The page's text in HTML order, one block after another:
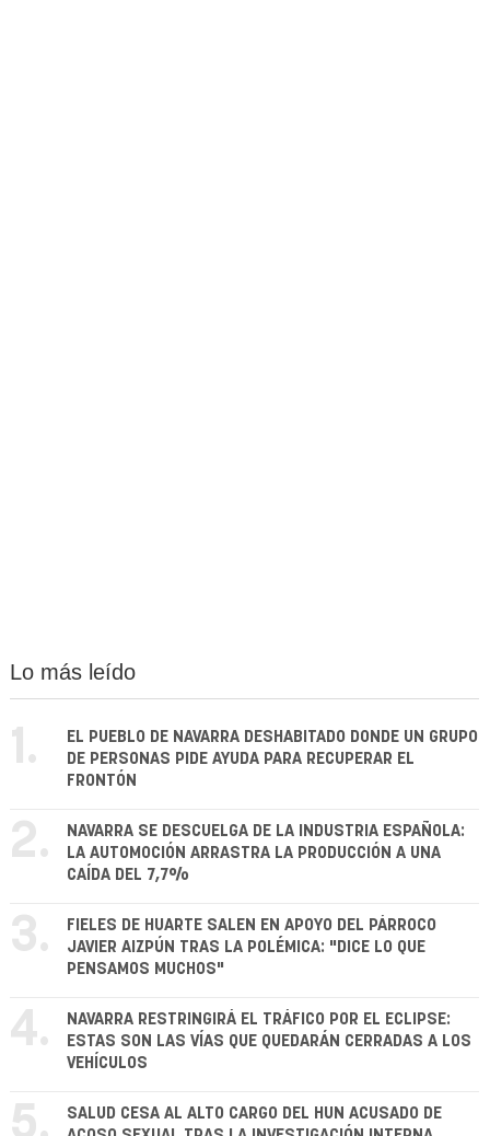
Lo más leído
1.
EL PUEBLO DE NAVARRA DESHABITADO DONDE UN GRUPO
DE PERSONAS PIDE AYUDA PARA RECUPERAR EL
FRONTÓN
2.
NAVARRA SE DESCUELGA DE LA INDUSTRIA ESPAÑOLA:
LA AUTOMOCIÓN ARRASTRA LA PRODUCCIÓN A UNA
CAÍDA DEL 7,7%
3.
FIELES DE HUARTE SALEN EN APOYO DEL PÁRROCO
JAVIER AIZPÚN TRAS LA POLÉMICA: "DICE LO QUE
PENSAMOS MUCHOS"
4.
NAVARRA RESTRINGIRÁ EL TRÁFICO POR EL ECLIPSE:
ESTAS SON LAS VÍAS QUE QUEDARÁN CERRADAS A LOS
VEHÍCULOS
5.
SALUD CESA AL ALTO CARGO DEL HUN ACUSADO DE